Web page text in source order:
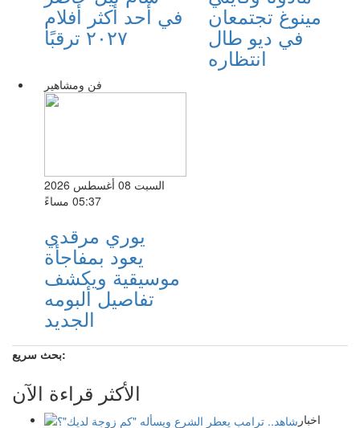
في أحد أكثر أفلام
٢٠٢٧ ترقبًا
مينوغ تجتمعان
في ديو طال
انتظاره
فن ومشاهير
السبت 08 أغسطس 2026
05:37 مساءً
يوري مرقدي
يعود بمفاجأة
موسيقية ويكشف
تفاصيل ألبومه
الجديد
بحث سريع:
الأكثر قراءة الآن
اخبار